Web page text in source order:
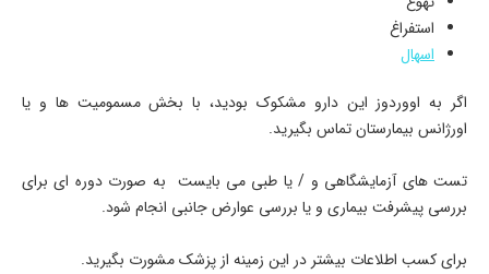
استفراغ
اسهال
اگر به اووردوز این دارو مشکوک بودید، با بخش مسمومیت ها و یا
اورژانس بیمارستان تماس بگیرید.
تست های آزمایشگاهی و / یا طبی می بایست به صورت دوره ای برای
بررسی پیشرفت بیماری و یا بررسی عوارض جانبی انجام شود.
برای کسب اطلاعات بیشتر در این زمینه از پزشک مشورت بگیرید.